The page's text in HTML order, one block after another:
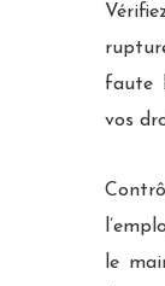
faute
vos
le